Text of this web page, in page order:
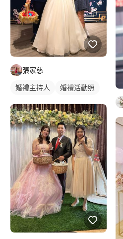
張家慈
婚禮主持人 婚禮活動照